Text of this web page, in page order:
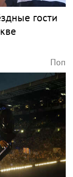
гости
Поп